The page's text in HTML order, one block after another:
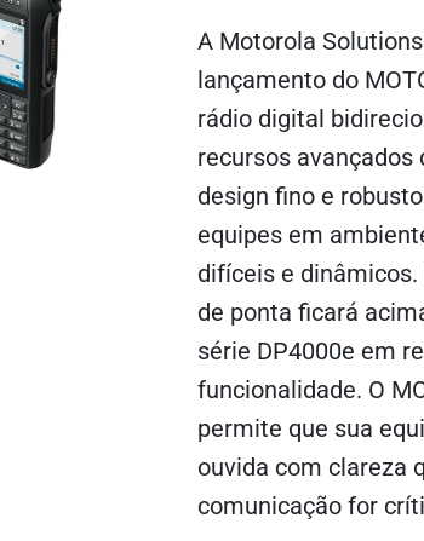
A Motorola
lançamento do
rádio digital
recursos avançados
design fino e
equipes em
difíceis e
de ponta ficará
série DP4000e em
funcionalidade. O
permite que sua
ouvida com clareza
comunicação for